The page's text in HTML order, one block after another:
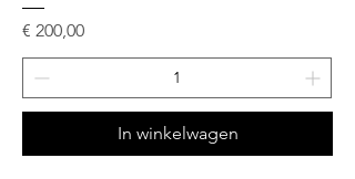
Prijs
€ 200,00
In winkelwagen